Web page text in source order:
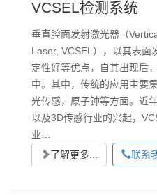
VCSEL检测系统
垂直腔面发射激光器（
Laser, VCSEL），以其表面
定性好等优点，自其出现后
中。其中，传统的应用主要
光传感，原子钟等方面。近
以及3D传感行业的兴起，
业…
了解更多...
联系